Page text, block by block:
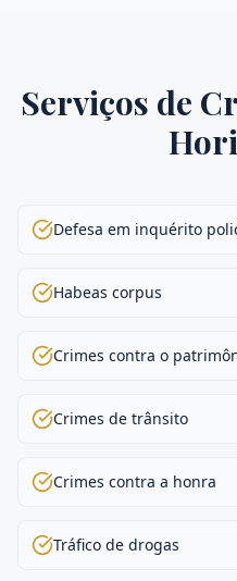
Serviços de
Defesa em inquérito
Habeas corpus
Crimes contra o
Crimes de trânsito
Crimes contra a honra
Tráfico de drogas